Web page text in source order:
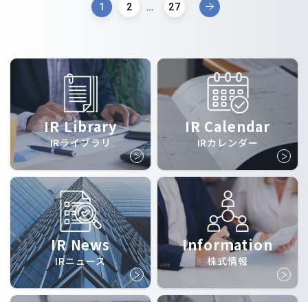
1 2 … 27
IR Library
IRライブラリ
IR Calendar
IRカレンダー
IR News
IRニュース
Information
株式情報